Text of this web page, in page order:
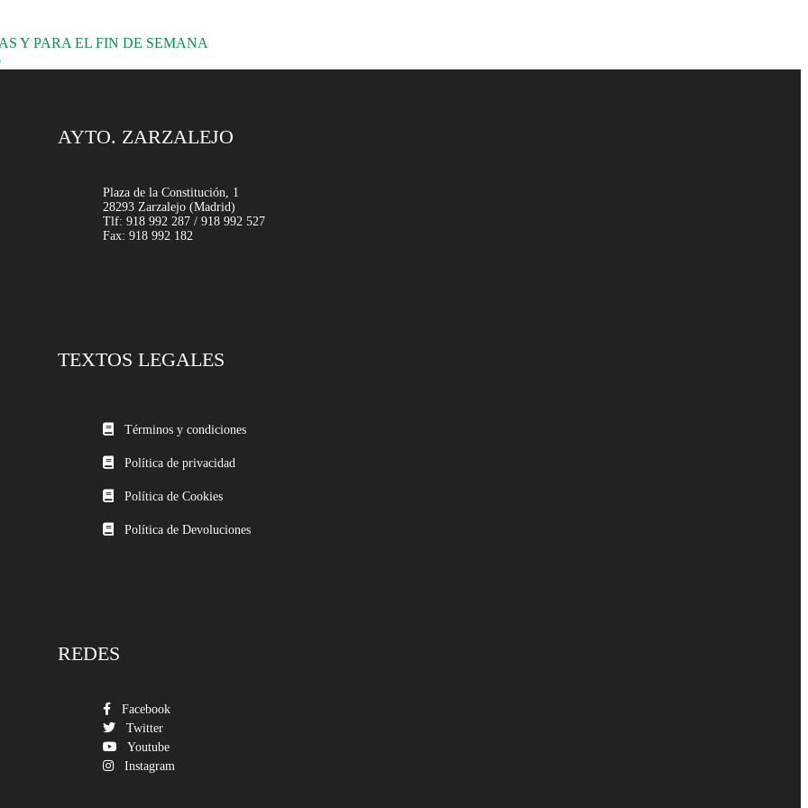
Y PARA EL FIN DE SEMANA
AYTO. ZARZALEJO
Plaza de la Constitución, 1
28293 Zarzalejo (Madrid)
Tlf: 918 992 287 / 918 992 527
Fax: 918 992 182
TEXTOS LEGALES
Términos y condiciones
Política de privacidad
Política de Cookies
Política de Devoluciones
REDES
Facebook
Twitter
Youtube
Instagram